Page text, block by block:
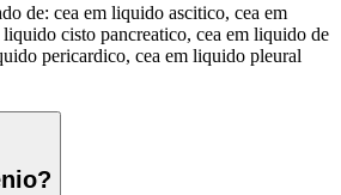
de: cea em liquido ascitico, cea em
cisto pancreatico, cea em liquido de
pericardico, cea em liquido pleural